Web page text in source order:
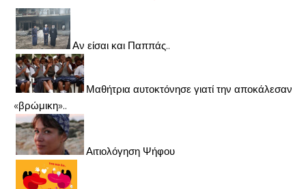
Αν είσαι και Παππάς..
Μαθήτρια αυτοκτόνησε γιατί την αποκάλεσαν
«βρώμικη»..
Αιτιολόγηση Ψήφου